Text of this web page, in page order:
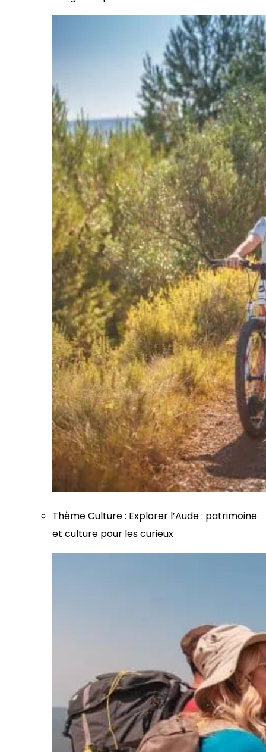
ThèmeCulture: Explorer l’Aude : patrimoine
et culture pour les curieux